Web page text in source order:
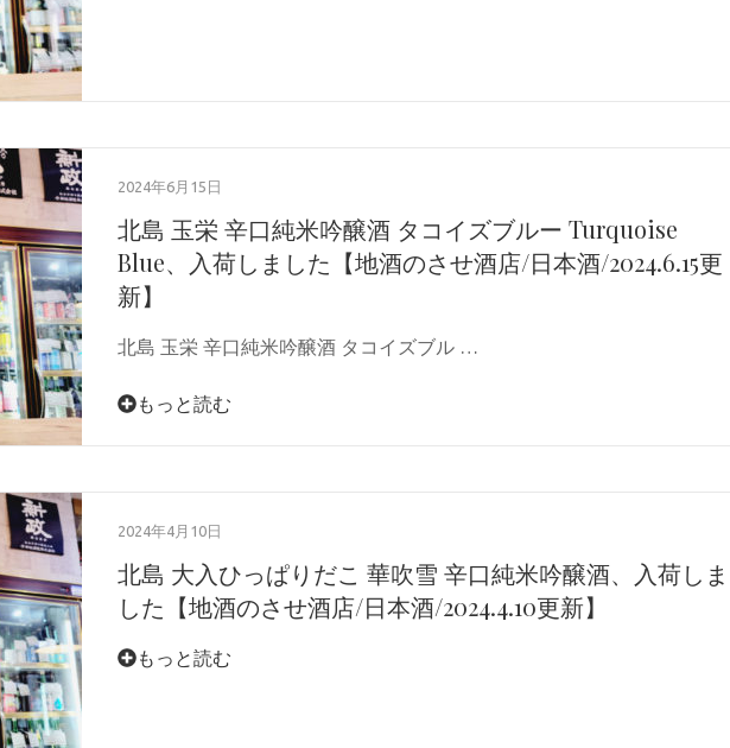
2024年6月15日
北島 玉栄 辛口純米吟醸酒 タコイズブルー Turquoise
Blue、入荷しました【地酒のさせ酒店/日本酒/2024.6.15更
新】
北島 玉栄 辛口純米吟醸酒 タコイズブル …
もっと読む
2024年4月10日
北島 大入ひっぱりだこ 華吹雪 辛口純米吟醸酒、入荷しま
した【地酒のさせ酒店/日本酒/2024.4.10更新】
もっと読む